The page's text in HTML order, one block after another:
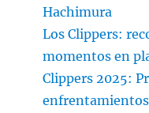
Hachimura
Los Clippers:
momentos en
Clippers 2025:
enfrentamientos